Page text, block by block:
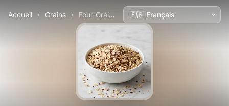
Accueil / Grains / Four-Grain Mix